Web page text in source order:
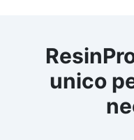
unico